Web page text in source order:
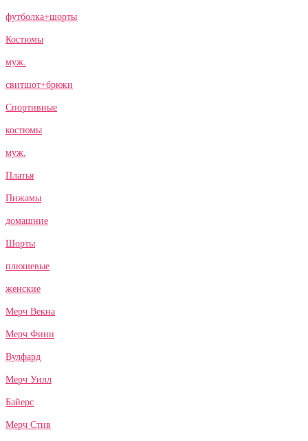
футболка+шорты
Костюмы
муж.
свитшот+брюки
Спортивные
костюмы
муж.
Платья
Пижамы
домашние
Шорты
плюшевые
женские
Мерч Векна
Мерч Финн
Вулфард
Мерч Уилл
Байерс
Мерч Стив